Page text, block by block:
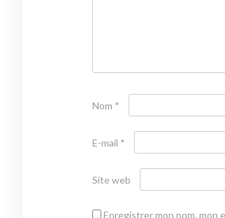
Nom *
E-mail *
Site web
Enregistrer mon nom, mon